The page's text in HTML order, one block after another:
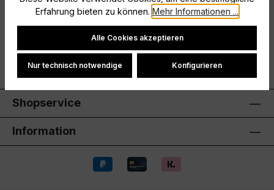
Hersteller
Shopservice
Information
Erfahrung bieten zu können. Mehr Informationen ...
Cookie-Einstellungen
Alle Cookies akzeptieren
Nur technisch notwendige Konfigurieren